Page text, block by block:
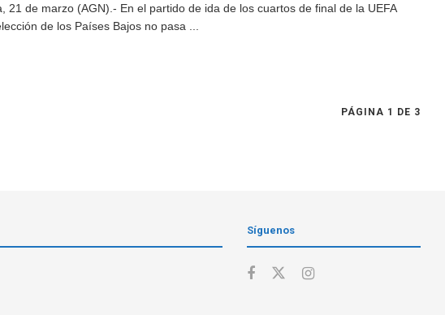
21 de marzo (AGN).-​ En el partido de ida de los cuartos de final de la UEFA
de los Países Bajos no pasa ...
PÁGINA 1 DE 3
Síguenos